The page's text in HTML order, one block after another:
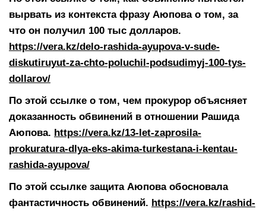
вырвать из контекста фразу Аюпова о том, за
что он получил 100 тыс долларов.
https://vera.kz/delo-rashida-ayupova-v-sude-
diskutiruyut-za-chto-poluchil-podsudimyj-100-tys-
dollarov/
По этой ссылке о том, чем прокурор объясняет
доказанность обвинений в отношении Рашида
Аюпова. https://vera.kz/13-let-zaprosila-
prokuratura-dlya-eks-akima-turkestana-i-kentau-
rashida-ayupova/
По этой ссылке защита Аюпова обосновала
фантастичность обвинений. https://vera.kz/rashid-